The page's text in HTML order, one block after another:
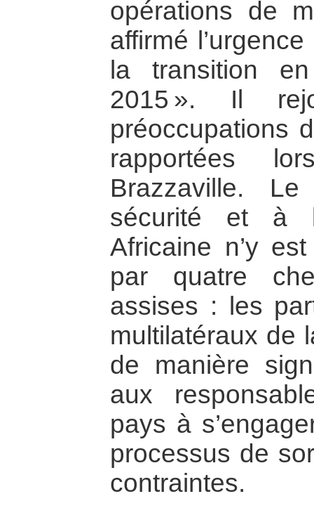
opérations de
affirmé
la transition
2015 ». Il
préoccupations
rapportées
Brazzaville.
sécurité et à
Africaine n’y
par quatre
assises : les
multilatéraux de
de manière
aux
pays à
processus de
contraintes.